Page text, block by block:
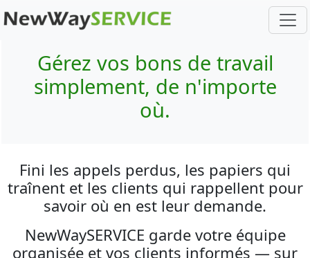
Gérez vos bons de travail
simplement, de n'importe
où.
Fini les appels perdus, les papiers qui
traînent et les clients qui rappellent pour
savoir où en est leur demande.
NewWaySERVICE garde votre équipe
organisée et vos clients informés — sur